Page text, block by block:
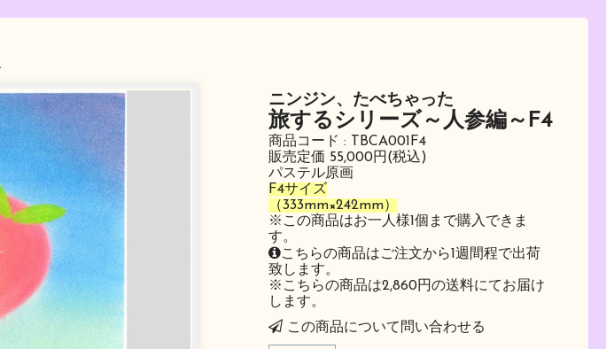
ニンジン、たべちゃった
旅するシリーズ～人参編～F4
商品コード : TBCA001F4
販売定価 55,000円(税込)
パステル原画
F4サイズ
（333mm×242mm）
※この商品はお一人様1個まで購入できま
す。
こちらの商品はご注文から1週間程で出荷
致します。
※こちらの商品は2,860円の送料にてお届け
します。
この商品について問い合わせる